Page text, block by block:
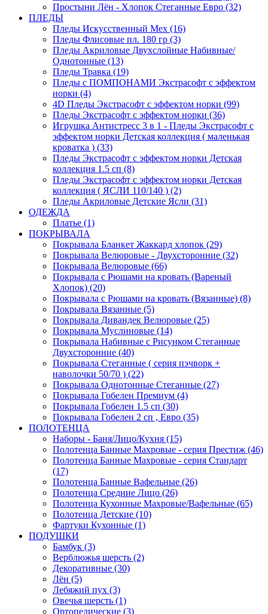
Простыни Лён - Хлопок Стеганные Евро (32)
ПЛЕДЫ
Пледы Искусственный Мех (16)
Пледы Флисовые пл. 180 гр (3)
Пледы Акриловые Двухслойные Набивные/
Однотонные (13)
Пледы Травка (19)
Пледы с ПОМПОНАМИ Экстрасофт с эффектом
норки (4)
4D Пледы Экстрасофт с эффектом норки (99)
Пледы Экстрасофт с эффектом норки (36)
Игрушка Антистресс 3 в 1 - Пледы Экстрасофт с
эффектом норки Детская коллекция ( маленькая
кроватка ) (33)
Пледы Экстрасофт с эффектом норки Детская
коллекция 1.5 сп (8)
Пледы Экстрасофт с эффектом норки Детская
коллекция ( ЯСЛИ 110/140 ) (2)
Пледы Акриловые Детские Ясли (31)
ОДЕЖДА
Платье (1)
ПОКРЫВАЛА
Покрывала Бланкет Жаккард хлопок (29)
Покрывала Велюровые - Двухсторонние (32)
Покрывала Велюровые (66)
Покрывала с Рюшами на кровать (Вареный
Хлопок) (20)
Покрывала с Рюшами на кровать (Вязанные) (8)
Покрывала Вязанные (5)
Покрывала Дивандек Велюровые (25)
Покрывала Муслиновые (14)
Покрывала Набивные с Рисунком Стеганные
Двухсторонние (40)
Покрывала Стеганные ( серия пэчворк +
наволочки 50/70 ) (22)
Покрывала Однотонные Стеганные (27)
Покрывала Гобелен Премиум (4)
Покрывала Гобелен 1.5 сп (30)
Покрывала Гобелен 2 сп , Евро (35)
ПОЛОТЕНЦА
Наборы - Баня/Лицо/Кухня (15)
Полотенца Банные Махровые - серия Престиж (46)
Полотенца Банные Махровые - серия Стандарт
(17)
Полотенца Банные Вафельные (26)
Полотенца Средние Лицо (26)
Полотенца Кухонные Махровые/Вафельные (65)
Полотенца Детские (10)
Фартуки Кухонные (1)
ПОДУШКИ
Бамбук (3)
Верблюжья шерсть (2)
Декоративные (30)
Лён (5)
Лебяжий пух (3)
Овечья шерсть (1)
Ортопедические (3)